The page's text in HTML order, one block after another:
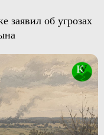
заявил об угрозах